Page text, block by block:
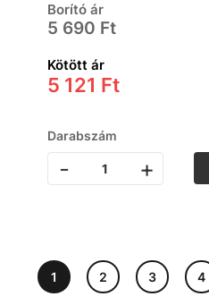
Borító ár
5 690 Ft
Kötött ár
5 121 Ft
Darabszám
- +
1 2 3 4